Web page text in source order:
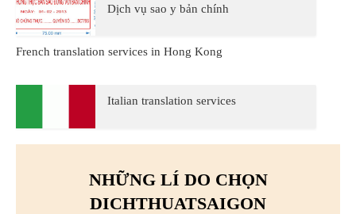
Dịch vụ sao y bản chính
French translation services in Hong Kong
Italian translation services
NHỮNG LÍ DO CHỌN
DICHTHUATSAIGON